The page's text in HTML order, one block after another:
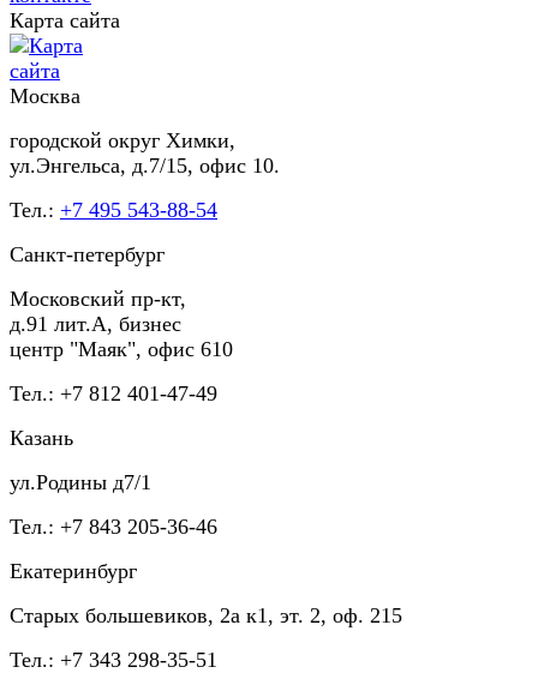
Карта сайта
Москва
городской округ Химки,
ул.Энгельса, д.7/15, офис 10.
Тел.: +7 495 543-88-54
Санкт-петербург
Московский пр-кт,
д.91 лит.А, бизнес
центр "Маяк", офис 610
Тел.: +7 812 401-47-49
Казань
ул.Родины д7/1
Тел.: +7 843 205-36-46
Екатеринбург
Старых большевиков, 2а к1, эт. 2, оф. 215
Тел.: +7 343 298-35-51